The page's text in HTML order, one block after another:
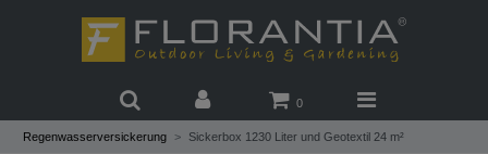
0
Regenwasserversickerung Sickerbox 1230 Liter und Geotextil 24 m²